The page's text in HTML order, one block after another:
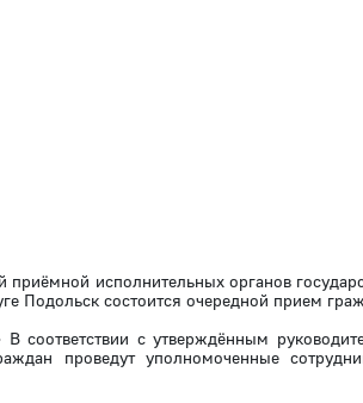
исполнительных органов
Подольск состоится очередной прием
В соответствии с утверждённым
проведут уполномоченные